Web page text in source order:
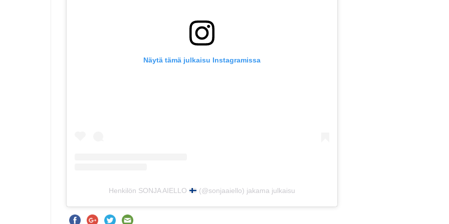
Näytä tämä julkaisu Instagramissa
Henkilön SONJA AIELLO (@sonjaaiello) jakama julkaisu